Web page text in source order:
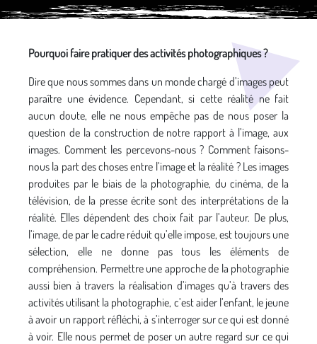
Pourquoi faire pratiquer des activités photographiques ?
Dire que nous sommes dans un monde chargé d’images peut
paraître une évidence. Cependant, si cette réalité ne fait
aucun doute, elle ne nous empêche pas de nous poser la
question de la construction de notre rapport à l’image, aux
images. Comment les percevons-nous ? Comment faisons-
nous la part des choses entre l’image et la réalité ? Les images
produites par le biais de la photographie, du cinéma, de la
télévision, de la presse écrite sont des interprétations de la
réalité. Elles dépendent des choix fait par l’auteur. De plus,
l’image, de par le cadre réduit qu’elle impose, est toujours une
sélection, elle ne donne pas tous les éléments de
compréhension. Permettre une approche de la photographie
aussi bien à travers la réalisation d’images qu’à travers des
activités utilisant la photographie, c’est aider l’enfant, le jeune
à avoir un rapport réfléchi, à s’interroger sur ce qui est donné
à voir. Elle nous permet de poser un autre regard sur ce qui